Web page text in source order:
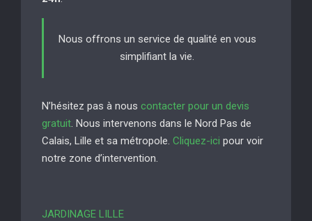
Nous offrons un service de qualité en vous
simplifiant la vie.
N’hésitez pas à nous contacter pour un devis
gratuit. Nous intervenons dans le Nord Pas de
Calais, Lille et sa métropole. Cliquez-ici pour voir
notre zone d’intervention.
JARDINAGE LILLE